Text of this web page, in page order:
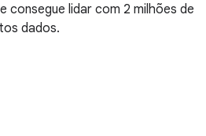
consegue lidar com 2 milhões de
dados.